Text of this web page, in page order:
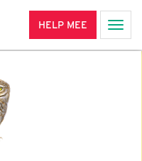
HELP MEE